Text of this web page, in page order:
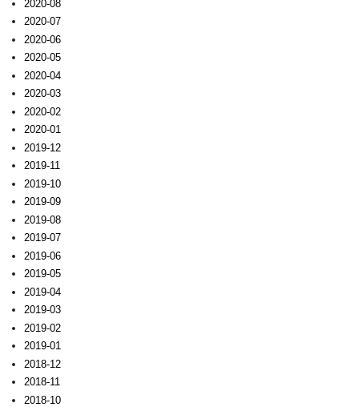
2020-08
2020-07
2020-06
2020-05
2020-04
2020-03
2020-02
2020-01
2019-12
2019-11
2019-10
2019-09
2019-08
2019-07
2019-06
2019-05
2019-04
2019-03
2019-02
2019-01
2018-12
2018-11
2018-10